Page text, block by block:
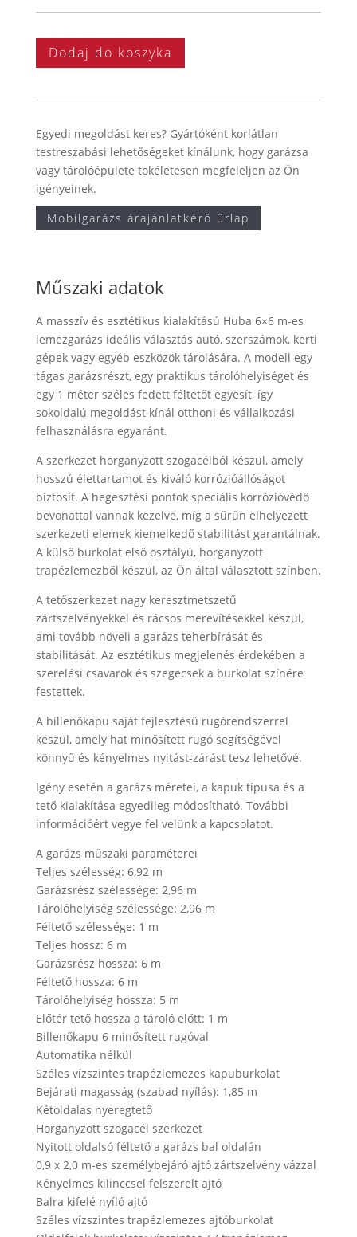
Dodaj do koszyka
Egyedi megoldást keres? Gyártóként korlátlan
testreszabási lehetőségeket kínálunk, hogy garázsa
vagy tárolóépülete tökéletesen megfeleljen az Ön
igényeinek.
Mobilgarázs árajánlatkérő űrlap
Műszaki adatok
A masszív és esztétikus kialakítású Huba 6×6 m-es
lemezgarázs ideális választás autó, szerszámok, kerti
gépek vagy egyéb eszközök tárolására. A modell egy
tágas garázsrészt, egy praktikus tárolóhelyiséget és
egy 1 méter széles fedett féltetőt egyesít, így
sokoldalú megoldást kínál otthoni és vállalkozási
felhasználásra egyaránt.
A szerkezet horganyzott szögacélból készül, amely
hosszú élettartamot és kiváló korrózióállóságot
biztosít. A hegesztési pontok speciális korrózióvédő
bevonattal vannak kezelve, míg a sűrűn elhelyezett
szerkezeti elemek kiemelkedő stabilitást garantálnak.
A külső burkolat első osztályú, horganyzott
trapézlemezből készül, az Ön által választott színben.
A tetőszerkezet nagy keresztmetszetű
zártszelvényekkel és rácsos merevítésekkel készül,
ami tovább növeli a garázs teherbírását és
stabilitását. Az esztétikus megjelenés érdekében a
szerelési csavarok és szegecsek a burkolat színére
festettek.
A billenőkapu saját fejlesztésű rugórendszerrel
készül, amely hat minősített rugó segítségével
könnyű és kényelmes nyitást-zárást tesz lehetővé.
Igény esetén a garázs méretei, a kapuk típusa és a
tető kialakítása egyedileg módosítható. További
információért vegye fel velünk a kapcsolatot.
A garázs műszaki paraméterei
Teljes szélesség: 6,92 m
Garázsrész szélessége: 2,96 m
Tárolóhelyiség szélessége: 2,96 m
Féltető szélessége: 1 m
Teljes hossz: 6 m
Garázsrész hossza: 6 m
Féltető hossza: 6 m
Tárolóhelyiség hossza: 5 m
Előtér tető hossza a tároló előtt: 1 m
Billenőkapu 6 minősített rugóval
Automatika nélkül
Széles vízszintes trapézlemezes kapuburkolat
Bejárati magasság (szabad nyílás): 1,85 m
Kétoldalas nyeregtető
Horganyzott szögacél szerkezet
Nyitott oldalsó féltető a garázs bal oldalán
0,9 x 2,0 m-es személybejáró ajtó zártszelvény vázzal
Kényelmes kilinccsel felszerelt ajtó
Balra kifelé nyíló ajtó
Széles vízszintes trapézlemezes ajtóburkolat